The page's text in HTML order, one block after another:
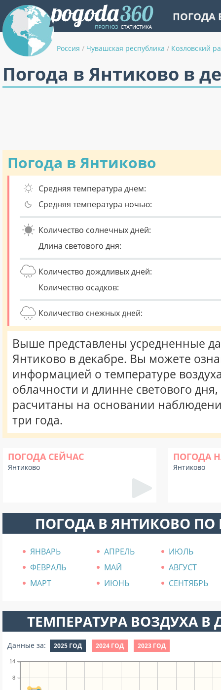
ПОГОДА
Россия / Чувашская республика / Козловский
Погода в Янтиково в
Погода в Янтиково
Средняя температура днем:
Средняя температура ночью:
Количество солнечных дней:
Длина светового дня:
Количество дождливых дней:
Количество осадков:
Количество снежных дней:
Выше представлены усредненные
Янтиково в декабре. Вы можете
информацией о температуре
облачности и длинне светового
расчитаны на основании
три года.
ПОГОДА СЕЙЧАС
Янтиково
ПОГОДА
Янтиково
ПОГОДА В ЯНТИКОВО
ЯНВАРЬ АПРЕЛЬ
ИЮЛЬ
ФЕВРАЛЬ
МАЙ
АВГУСТ
МАРТ
ИЮНЬ СЕНТЯБРЬ
ТЕМПЕРАТУРА ВОЗДУХА В
Данные за: 2025 ГОД 2024 ГОД 2023 ГОД
8
14